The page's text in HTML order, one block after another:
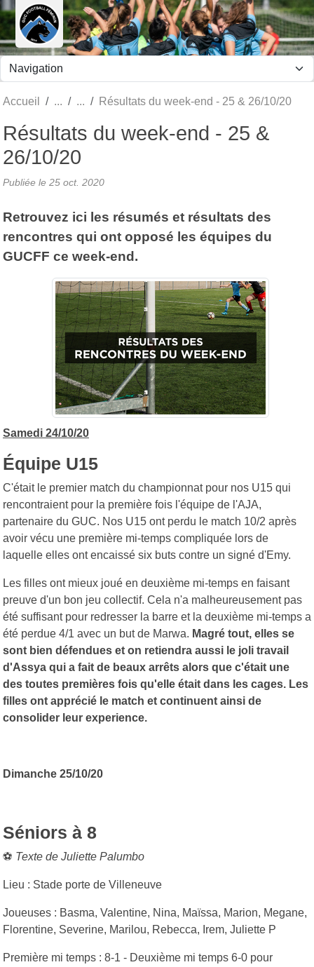
Accueil Résultats du week-end - 25 & 26/10/20
Résultats du week-end - 25 &
26/10/20
Publiée le 25 oct. 2020
Retrouvez ici les résumés et résultats des
rencontres qui ont opposé les équipes du
GUCFF ce week-end.
Samedi 24/10/20
Équipe U15
C'était le premier match du championnat pour nos U15 qui
rencontraient pour la première fois l'équipe de l'AJA,
partenaire du GUC. Nos U15 ont perdu le match 10/2 après
avoir vécu une première mi-temps compliquée lors de
laquelle elles ont encaissé six buts contre un signé d'Emy.
Les filles ont mieux joué en deuxième mi-temps en faisant
preuve d'un bon jeu collectif. Cela n'a malheureusement pas
été suffisant pour redresser la barre et la deuxième mi-temps a
été perdue 4/1 avec un but de Marwa. Magré tout, elles se
sont bien défendues et on retiendra aussi le joli travail
d'Assya qui a fait de beaux arrêts alors que c'était une
des toutes premières fois qu'elle était dans les cages. Les
filles ont apprécié le match et continuent ainsi de
consolider leur experience.
Dimanche 25/10/20
Séniors à 8
⚽ Texte de Juliette Palumbo
Lieu : Stade porte de Villeneuve
Joueuses : Basma, Valentine, Nina, Maïssa, Marion, Megane,
Florentine, Severine, Marilou, Rebecca, Irem, Juliette P
Première mi temps : 8-1 - Deuxième mi temps 6-0 pour
Panneau de gestion des cookies